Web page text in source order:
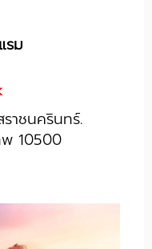
รม
าชนครินทร์.
พ 10500